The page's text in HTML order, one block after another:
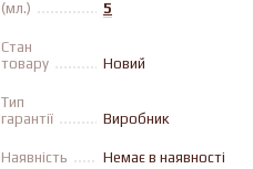
(мл.)
5
Стан
товару
Новий
Тип
гарантії
Виробник
Наявність Немає в наявності